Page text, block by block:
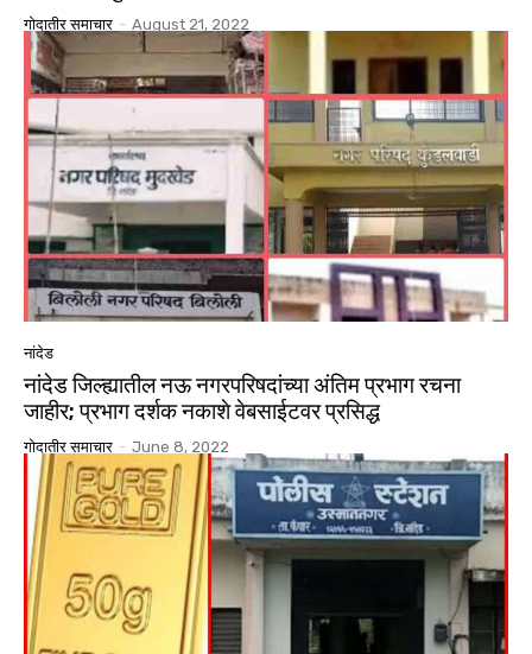
गोदातीर समाचार - August 21, 2022
नांदेड
नांदेड जिल्ह्यातील नऊ नगरपरिषदांच्या अंतिम प्रभाग रचना
जाहीर; प्रभाग दर्शक नकाशे वेबसाईटवर प्रसिद्ध
गोदातीर समाचार - June 8, 2022